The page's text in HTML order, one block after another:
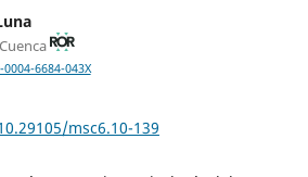
6684-043X
msc6.10-139